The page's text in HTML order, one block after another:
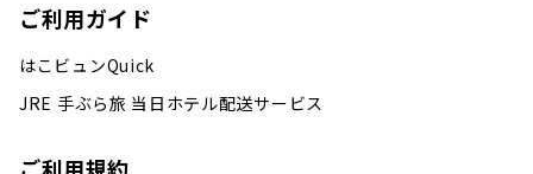
ご利用ガイド
はこビュンQuick
JRE 手ぶら旅 当日ホテル配送サービス
ご利用規約